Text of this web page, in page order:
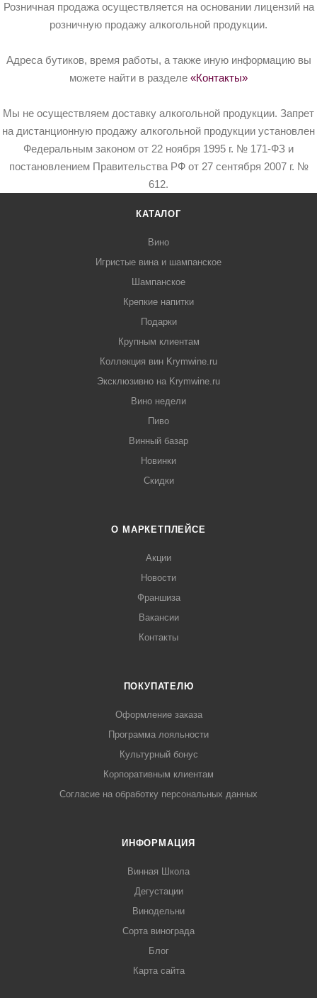
Розничная продажа осуществляется на основании лицензий на
розничную продажу алкогольной продукции.
Адреса бутиков, время работы, а также иную информацию вы
можете найти в разделе «Контакты»
Мы не осуществляем доставку алкогольной продукции. Запрет
на дистанционную продажу алкогольной продукции установлен
Федеральным законом от 22 ноября 1995 г. № 171-ФЗ и
постановлением Правительства РФ от 27 сентября 2007 г. №
612.
КАТАЛОГ
Вино
Игристые вина и шампанское
Шампанское
Крепкие напитки
Подарки
Крупным клиентам
Коллекция вин Krymwine.ru
Эксклюзивно на Krymwine.ru
Вино недели
Пиво
Винный базар
Новинки
Скидки
О МАРКЕТПЛЕЙСЕ
Акции
Новости
Франшиза
Вакансии
Контакты
ПОКУПАТЕЛЮ
Оформление заказа
Программа лояльности
Культурный бонус
Корпоративным клиентам
Согласие на обработку персональных данных
ИНФОРМАЦИЯ
Винная Школа
Дегустации
Винодельни
Сорта винограда
Блог
Карта сайта